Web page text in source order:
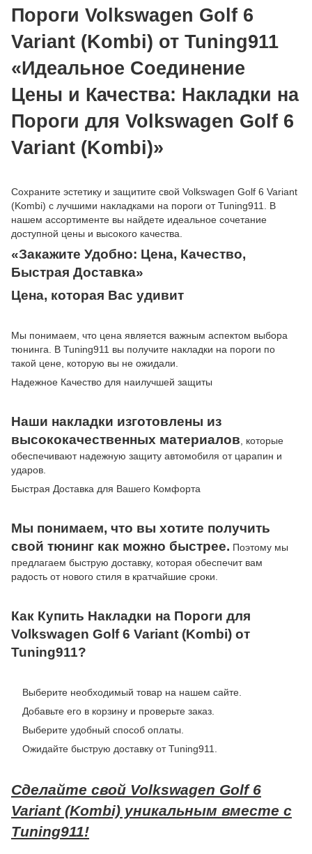
Пороги Volkswagen Golf 6
Variant (Kombi) от Tuning911
«Идеальное Соединение
Цены и Качества: Накладки на
Пороги для Volkswagen Golf 6
Variant (Kombi)»
Сохраните эстетику и защитите свой Volkswagen Golf 6 Variant
(Kombi) с лучшими накладками на пороги от Tuning911. В
нашем ассортименте вы найдете идеальное сочетание
доступной цены и высокого качества.
«Закажите Удобно: Цена, Качество,
Быстрая Доставка»
Цена, которая Вас удивит
Мы понимаем, что цена является важным аспектом выбора
тюнинга. В Tuning911 вы получите накладки на пороги по
такой цене, которую вы не ожидали.
Надежное Качество для наилучшей защиты
Наши накладки изготовлены из
высококачественных материалов , которые
обеспечивают надежную защиту автомобиля от царапин и
ударов.
Быстрая Доставка для Вашего Комфорта
Мы понимаем, что вы хотите получить
свой тюнинг как можно быстрее. Поэтому мы
предлагаем быструю доставку, которая обеспечит вам
радость от нового стиля в кратчайшие сроки.
Как Купить Накладки на Пороги для
Volkswagen Golf 6 Variant (Kombi) от
Tuning911?
Выберите необходимый товар на нашем сайте.
Добавьте его в корзину и проверьте заказ.
Выберите удобный способ оплаты.
Ожидайте быструю доставку от Tuning911.
Сделайте свой Volkswagen Golf 6
Variant (Kombi) уникальным вместе с
Tuning911!